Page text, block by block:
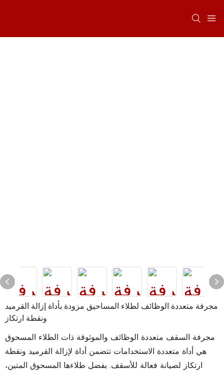
مجرفة متعددة الوظائف لطلاء المساحيق مزودة بأداة إزالة القرميد
ونقطة ارتكاز
مجرفة السقف متعددة الوظائف والموثوقة ذات الطلاء المسحوق
هي أداة متعددة الاستخدامات تتضمن أداة لإزالة القرميد ونقطة
ارتكاز لصيانة فعالة للأسقف. بفضل طلاءها المسحوق المتين،